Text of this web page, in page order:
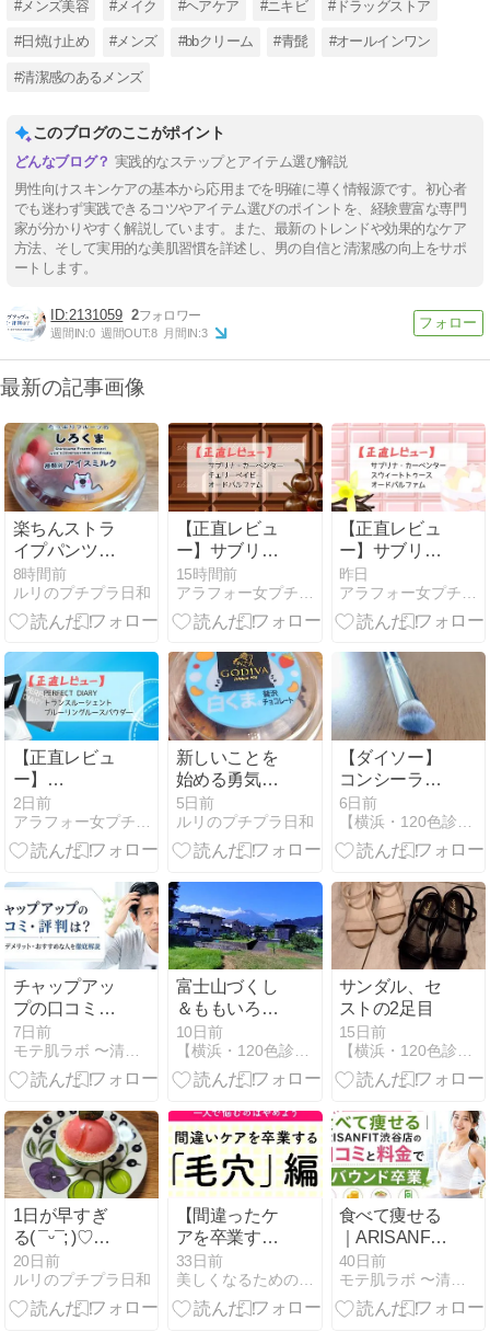
#メンズ美容 #メイク #ヘアケア #ニキビ #ドラッグストア
#日焼け止め #メンズ #bbクリーム #青髭 #オールインワン
#清潔感のあるメンズ
このブログのここがポイント
実践的なステップとアイテム選び解説
男性向けスキンケアの基本から応用までを明確に導く情報源です。初心者
でも迷わず実践できるコツやアイテム選びのポイントを、経験豊富な専門
家が分かりやすく解説しています。また、最新のトレンドや効果的なケア
方法、そして実用的な美肌習慣を詳述し、男の自信と清潔感の向上をサポ
ートします。
2131059 2
週間IN:0 週間OUT:8 月間IN:3
最新の記事画像
楽ちんストラ
イプパンツ♡
流木進捗状況*
半額の五島う
どん
8時間前
ルリのプチプラ日和
【正直レビュ
ー】サブリ
ナ・カーペン
ター チェリー
ベイビー オー
15時間前
【正直レビュ
ー】サブリ
ナ・カーペン
ター スウィー
トトゥース オ
昨日
【正直レビュ
ー】
PERFECT
DIARY トラン
スルーシェン
グルースパウ
ダー
2日前
新しいことを
始める勇気と
葛藤中߹ ߹イエ
ベ秋が選んで
良かったちふ
モパン
5日前
ルリのプチプラ日和
【ダイソー】
コンシーラー
ブラシを試し
に買ってみま
した
6日前
チャップアッ
プの口コミ・
評判は？特
徴・デメリッ
ト・おすすめ
説
7日前
富士山づくし
＆ももいろマ
ーケット
10日前
サンダル、セ
ストの2足目
15日前
1日が早すぎ
る( ¯ᵕ¯; )♡使
いやすい麦わ
らバッグ等
20日前
ルリのプチプラ日和
【間違ったケ
アを卒業す
る】毛穴編
33日前
美しくなるためのこぼれ話 〜Maitrii Beauty〜
食べて痩せる
｜ARISANFIT
渋谷店の口コ
ミと料金でリ
バウンド卒業
40日前